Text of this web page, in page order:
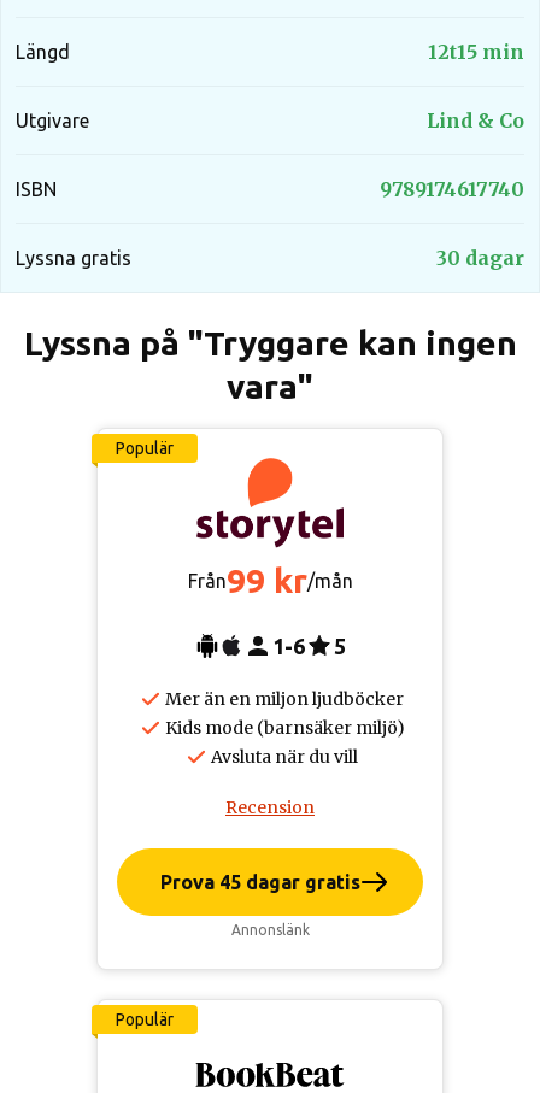
Längd 12t15 min
Utgivare Lind & Co
ISBN 9789174617740
Lyssna gratis 30 dagar
Lyssna på "Tryggare kan ingen
vara"
Populär
Från99 kr/mån
1-6 5
Mer än en miljon ljudböcker
Kids mode (barnsäker miljö)
Avsluta när du vill
Recension
Prova 45 dagar gratis
Annonslänk
Populär